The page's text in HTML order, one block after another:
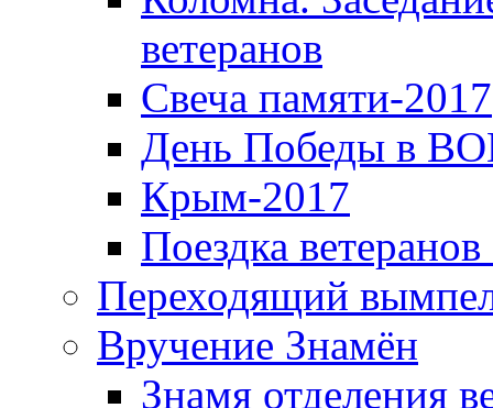
ветеранов
Свеча памяти-2017
День Победы в
Крым-2017
Поездка
Переходящий
Вручение Знамён
Знамя отделения